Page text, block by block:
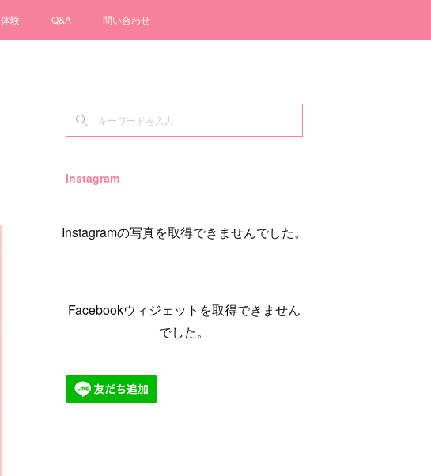
体験 Q&A 問い合わせ
Instagram
Instagramの写真を取得できませんでした。
Facebookウィジェットを取得できません
でした。